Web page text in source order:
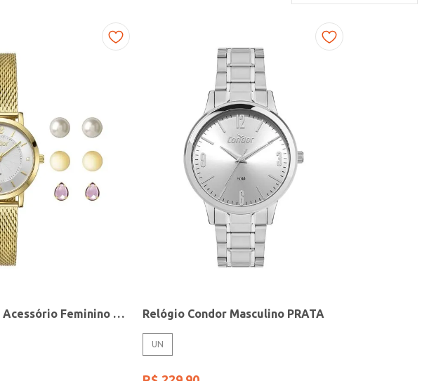
Kit Relógio + Acessório Feminino DOURADO Relógio Condor Masculino PRATA
UN